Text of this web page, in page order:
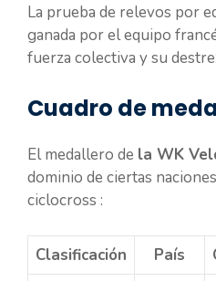
La prueba de relevos por
ganada por el equipo
fuerza colectiva y su
Cuadro de
El medallero de la WK
dominio de ciertas
ciclocross :
Clasificación País